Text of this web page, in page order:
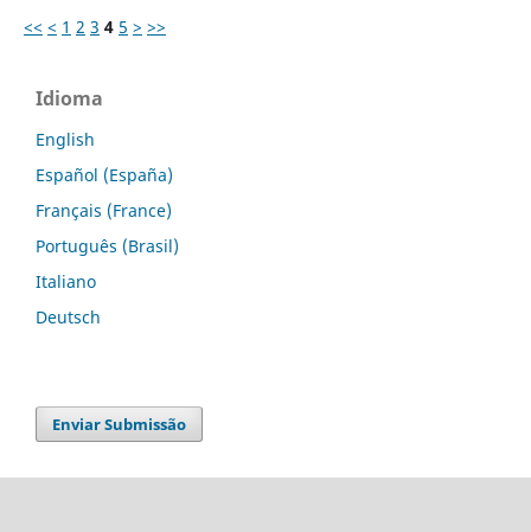
<< < 1 2 3 4 5 > >>
Idioma
English
Español (España)
Français (France)
Português (Brasil)
Italiano
Deutsch
Enviar Submissão